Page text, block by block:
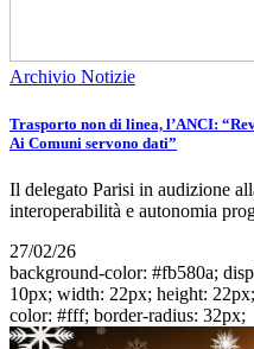
Archivio Notizie
Trasporto non di linea, l’ANCI:
Ai Comuni servono dati”
Il delegato Parisi in audizione
interoperabilità e autonomia
27/02/26
background-color: #fb580a;
10px; width: 22px; height:
color: #fff; border-radius: 32px;